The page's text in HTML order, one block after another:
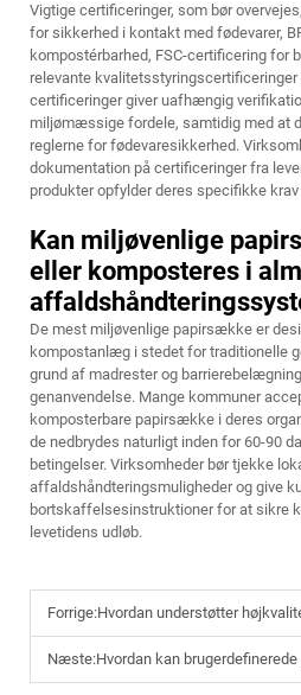
Vigtige certificeringer, som bør
for sikkerhed i kontakt med fødevarer,
kompostérbarhed, FSC-certificering for
relevante
certificeringer giver uafhængig
miljømæssige fordele, samtidig med at
reglerne for fødevaresikkerhed.
dokumentation på certificeringer fra
produkter opfylder deres specifikke
Kan miljøvenlige
eller komposteres i
De mest miljøvenlige papirsække er
kompostanlæg i stedet for traditionelle
grund af madrester og
genanvendelse. Mange kommuner
komposterbare papirsække i deres
de nedbrydes naturligt inden for 60-90
betingelser. Virksomheder bør tjekke
affaldshåndteringsmuligheder og give
bortskaffelsesinstruktioner for at sikre
levetidens udløb.
Forrige:Hvordan understøtter højkvalitets
Næste:Hvordan kan brugerdefinerede printede